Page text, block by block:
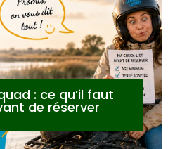
: ce qu’il faut
de réserver